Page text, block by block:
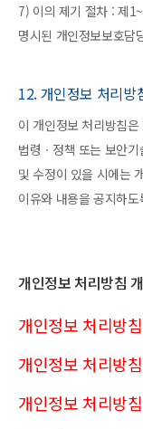
7) 이의 제기 절차 : 제
명시된 개인정보보호담
12. 개인정보 처리방
이 개인정보 처리방침
법령ㆍ정책 또는 보안
및 수정이 있을 시에는
이유와 내용을 공지하
개인정보 처리방침
개인정보 처리방
개인정보 처리방
개인정보 처리방